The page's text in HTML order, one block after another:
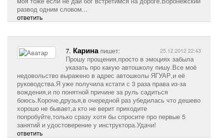
развод одним словом...
ответить
25.12.2012 22:43
7. Каринапишет:
Прошу прощения,просто в эмоциях забыла
указать про какую автошколу пишу.Все моё
недовольство выражено в адрес автошколы ЯГУАР,и её
руководства.Я уже получила кстати с 3 раза права из-за
вождения,и по понятной причине за руль садиться
боюсь.Короче,друзья,в очередной раз убедилась что дешево
хорошо не бывает,а кто не верит приходите
попробуйте,только сразу хотя бы спросите про первые 5
занятий и удостоверение у инструктора.Удачи!
ответить